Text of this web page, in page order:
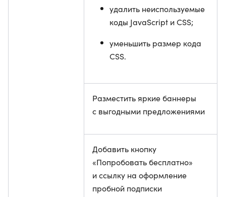
удалить неиспользуемые
коды JavaScript и CSS;
уменьшить размер кода
CSS.
Разместить яркие баннеры
с выгодными предложениями
Добавить кнопку
«Попробовать бесплатно»
и ссылку на оформление
пробной подписки